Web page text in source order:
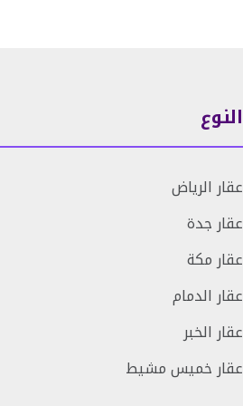
النوع
عقار الرياض
عقار جدة
عقار مكة
عقار الدمام
عقار الخبر
عقار خميس مشيط